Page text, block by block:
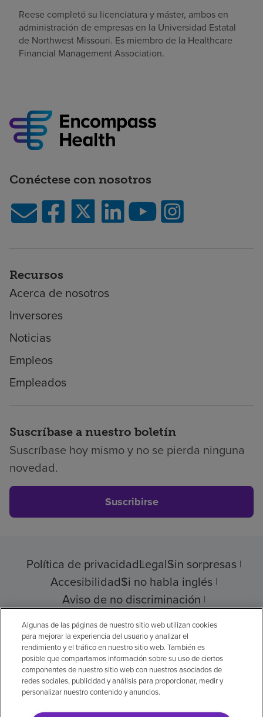
Reese completó su licenciatura y máster, ambos en
administración de empresas en la Universidad Estatal
de Northwest Missouri. Es miembro de la Healthcare
Financial Management Association.
Conéctese con nosotros
Recursos
Acerca de nosotros
Inversores
Noticias
Empleos
Empleados
Suscríbase a nuestro boletín
Suscríbase hoy mismo y no se pierda ninguna
novedad.
Suscribirse
Política de privacidadLegalSin sorpresas
AccesibilidadSi no habla inglés
Aviso de no discriminación
Cumplimiento de los proveedores
© 2026 Encompass Health Corporation
Preferencias de cookies
Algunas de las páginas de nuestro sitio web utilizan cookies
para mejorar la experiencia del usuario y analizar el
rendimiento y el tráfico en nuestro sitio web. También es
posible que compartamos información sobre su uso de ciertos
componentes de nuestro sitio web con nuestros asociados de
redes sociales, publicidad y análisis para proporcionar, medir y
personalizar nuestro contenido y anuncios.